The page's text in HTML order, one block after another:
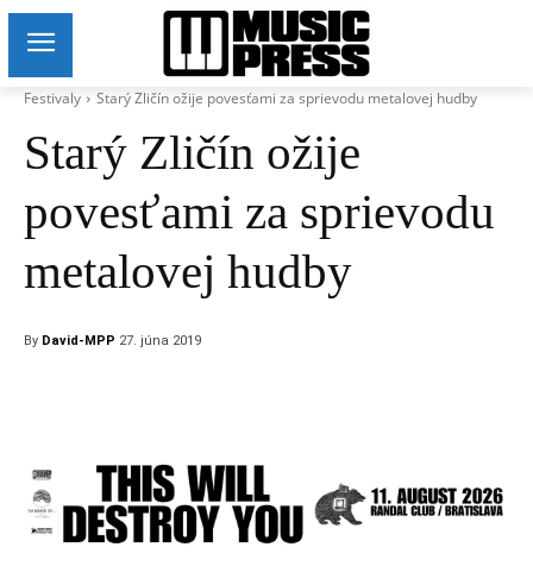
Festivaly Starý Zličín ožije povesťami za sprievodu metalovej hudby
Starý Zličín ožije
povesťami za sprievodu
metalovej hudby
By David-MPP 27. júna 2019